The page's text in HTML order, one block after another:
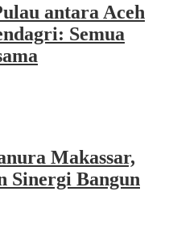
antara Aceh
Semua
Makassar,
Sinergi Bangun